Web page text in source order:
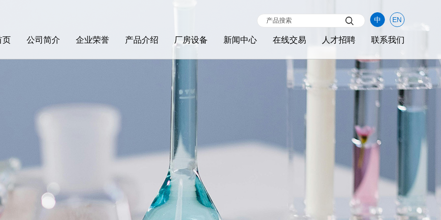
EN
中
页 公司简介 企业荣誉 产品介绍 厂房设备 新闻中心 在线交易 人才招聘 联系我们